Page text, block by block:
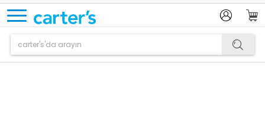
Ürün sepetinize eklenmiştir.